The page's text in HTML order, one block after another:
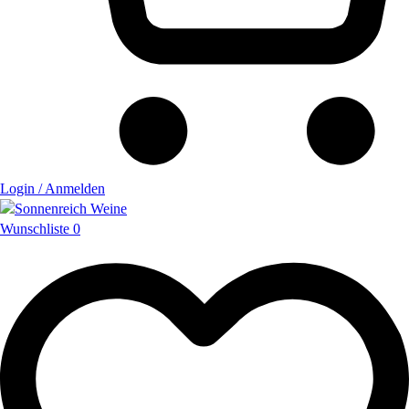
Login / Anmelden
Wunschliste 0